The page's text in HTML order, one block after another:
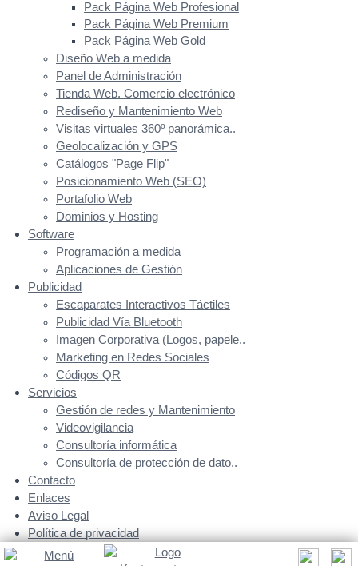
Pack Página Web Profesional
Pack Página Web Premium
Pack Página Web Gold
Diseño Web a medida
Panel de Administración
Tienda Web. Comercio electrónico
Rediseño y Mantenimiento Web
Visitas virtuales 360º panorámica..
Geolocalización y GPS
Catálogos "Page Flip"
Posicionamiento Web (SEO)
Portafolio Web
Dominios y Hosting
Software
Programación a medida
Aplicaciones de Gestión
Publicidad
Escaparates Interactivos Táctiles
Publicidad Vía Bluetooth
Imagen Corporativa (Logos, papele..
Marketing en Redes Sociales
Códigos QR
Servicios
Gestión de redes y Mantenimiento
Videovigilancia
Consultoría informática
Consultoría de protección de dato..
Contacto
Enlaces
Aviso Legal
Política de privacidad